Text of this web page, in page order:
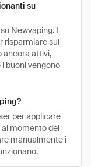
su
Newvaping. I
risparmiare sul
ancora attivi,
buoni vengono
per applicare
momento del
manualmente i